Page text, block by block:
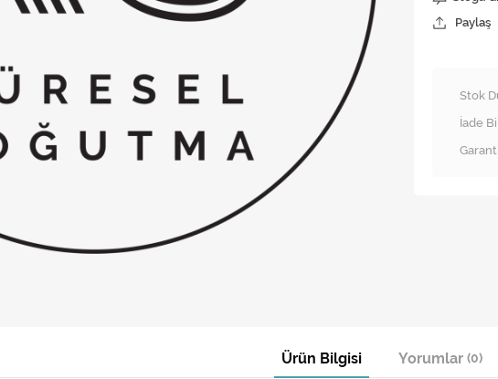
Paylaş
Stok
İade
Ürün Bilgisi Yorumlar (0)